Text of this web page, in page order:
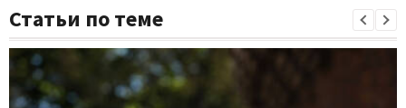
Статьи по теме